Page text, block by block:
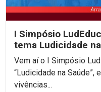
I Simpósio
tema Ludicidade
Vem aí o I Simpósio
“Ludicidade na
vivências...